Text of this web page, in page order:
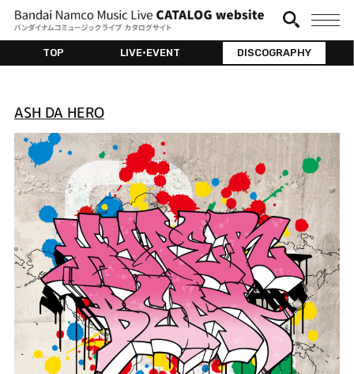
TOP LIVE•EVENT DISCOGRAPHY
ASH DA HERO